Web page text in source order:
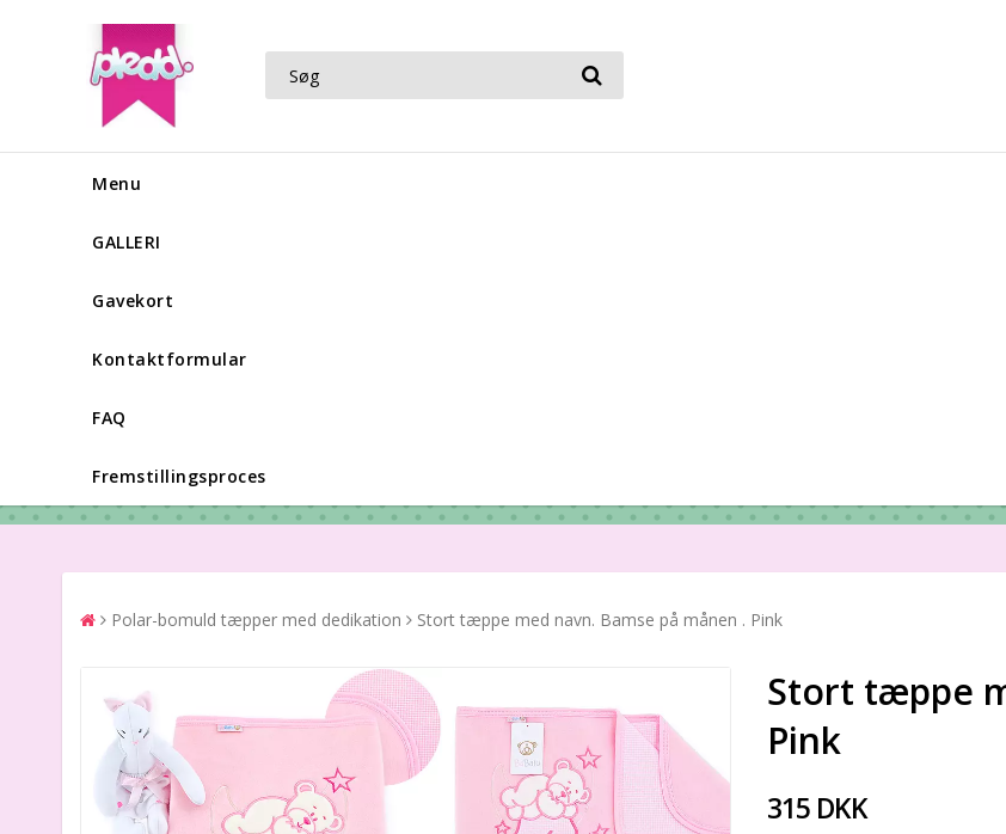
Menu
GALLERI
Gavekort
Kontaktformular
FAQ
Fremstillingsproces
Polar-bomuld tæpper med dedikation Stort tæppe med navn. Bamse på månen . Pink
Stort tæppe
Pink
315 DKK